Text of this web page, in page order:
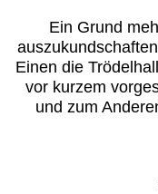
Ein Grund
Einen die
vor kurzem
und zum